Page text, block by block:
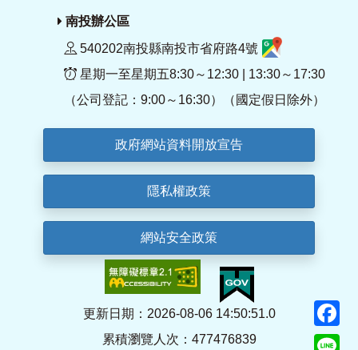
南投辦公區
540202南投縣南投市省府路4號
星期一至星期五8:30～12:30 | 13:30～17:30
（公司登記：9:00～16:30）（國定假日除外）
政府網站資料開放宣告
隱私權政策
網站安全政策
更新日期：2026-08-06 14:50:51.0
累積瀏覽人次：477476839